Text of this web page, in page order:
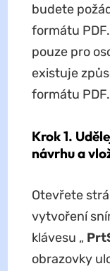
budete
formátu
pouze pro
existuje
formátu
Krok 1.
návrhu a
Otevřete
vytvoření
klávesu „
obrazovky